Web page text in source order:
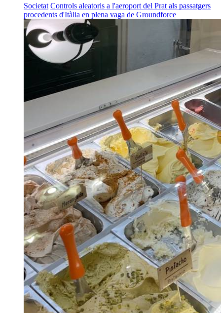
Societat Controls aleatoris a l'aeroport del Prat als passatgers
procedents d'Itàlia en plena vaga de Groundforce